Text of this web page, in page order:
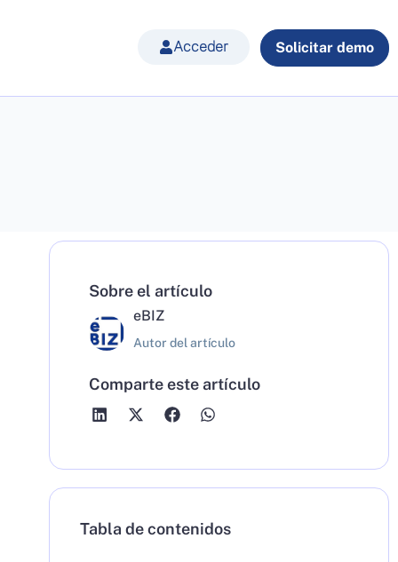
Acceder Solicitar demo
Sobre el artículo
eBIZ
Autor del artículo
Comparte este artículo
Tabla de contenidos